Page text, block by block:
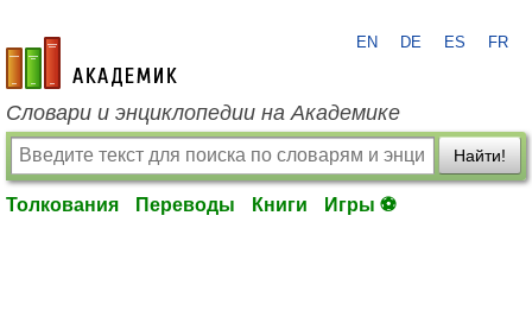
academic.ru
EN DE ES FR
Словари и энциклопедии на Академике
Найти!
Толкования Переводы Книги Игры ⚽